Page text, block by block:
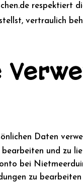
respektiert
vertraulich
Daten
bearbeiten und zu
bei
zu bearbeiten